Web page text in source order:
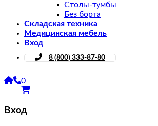
Столы-тумбы
Без борта
Складская техника
Медицинская мебель
Вход
8 (800) 333-87-80
0
Вход